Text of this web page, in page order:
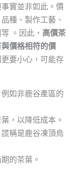
實並非如此。價
種、製作工藝、
。因此， 高價茶
價格相符的價
要小心，可能存
如非鹿谷產區的
，以降低成本。
稱是鹿谷凍頂烏
的茶葉。